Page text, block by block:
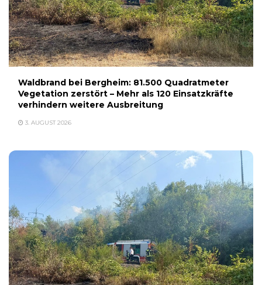
Waldbrand bei Bergheim: 81.500 Quadratmeter
Vegetation zerstört – Mehr als 120 Einsatzkräfte
verhindern weitere Ausbreitung
3. AUGUST 2026